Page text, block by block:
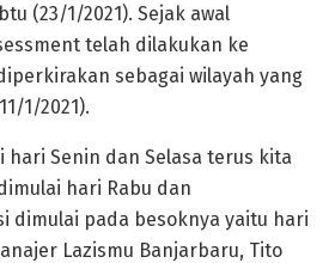
(23/1/2021). Sejak awal
telah dilakukan ke
sebagai wilayah yang
1/2021).
hari Senin dan Selasa terus kita
hari Rabu dan
dimulai pada besoknya yaitu hari
Lazismu Banjarbaru, Tito